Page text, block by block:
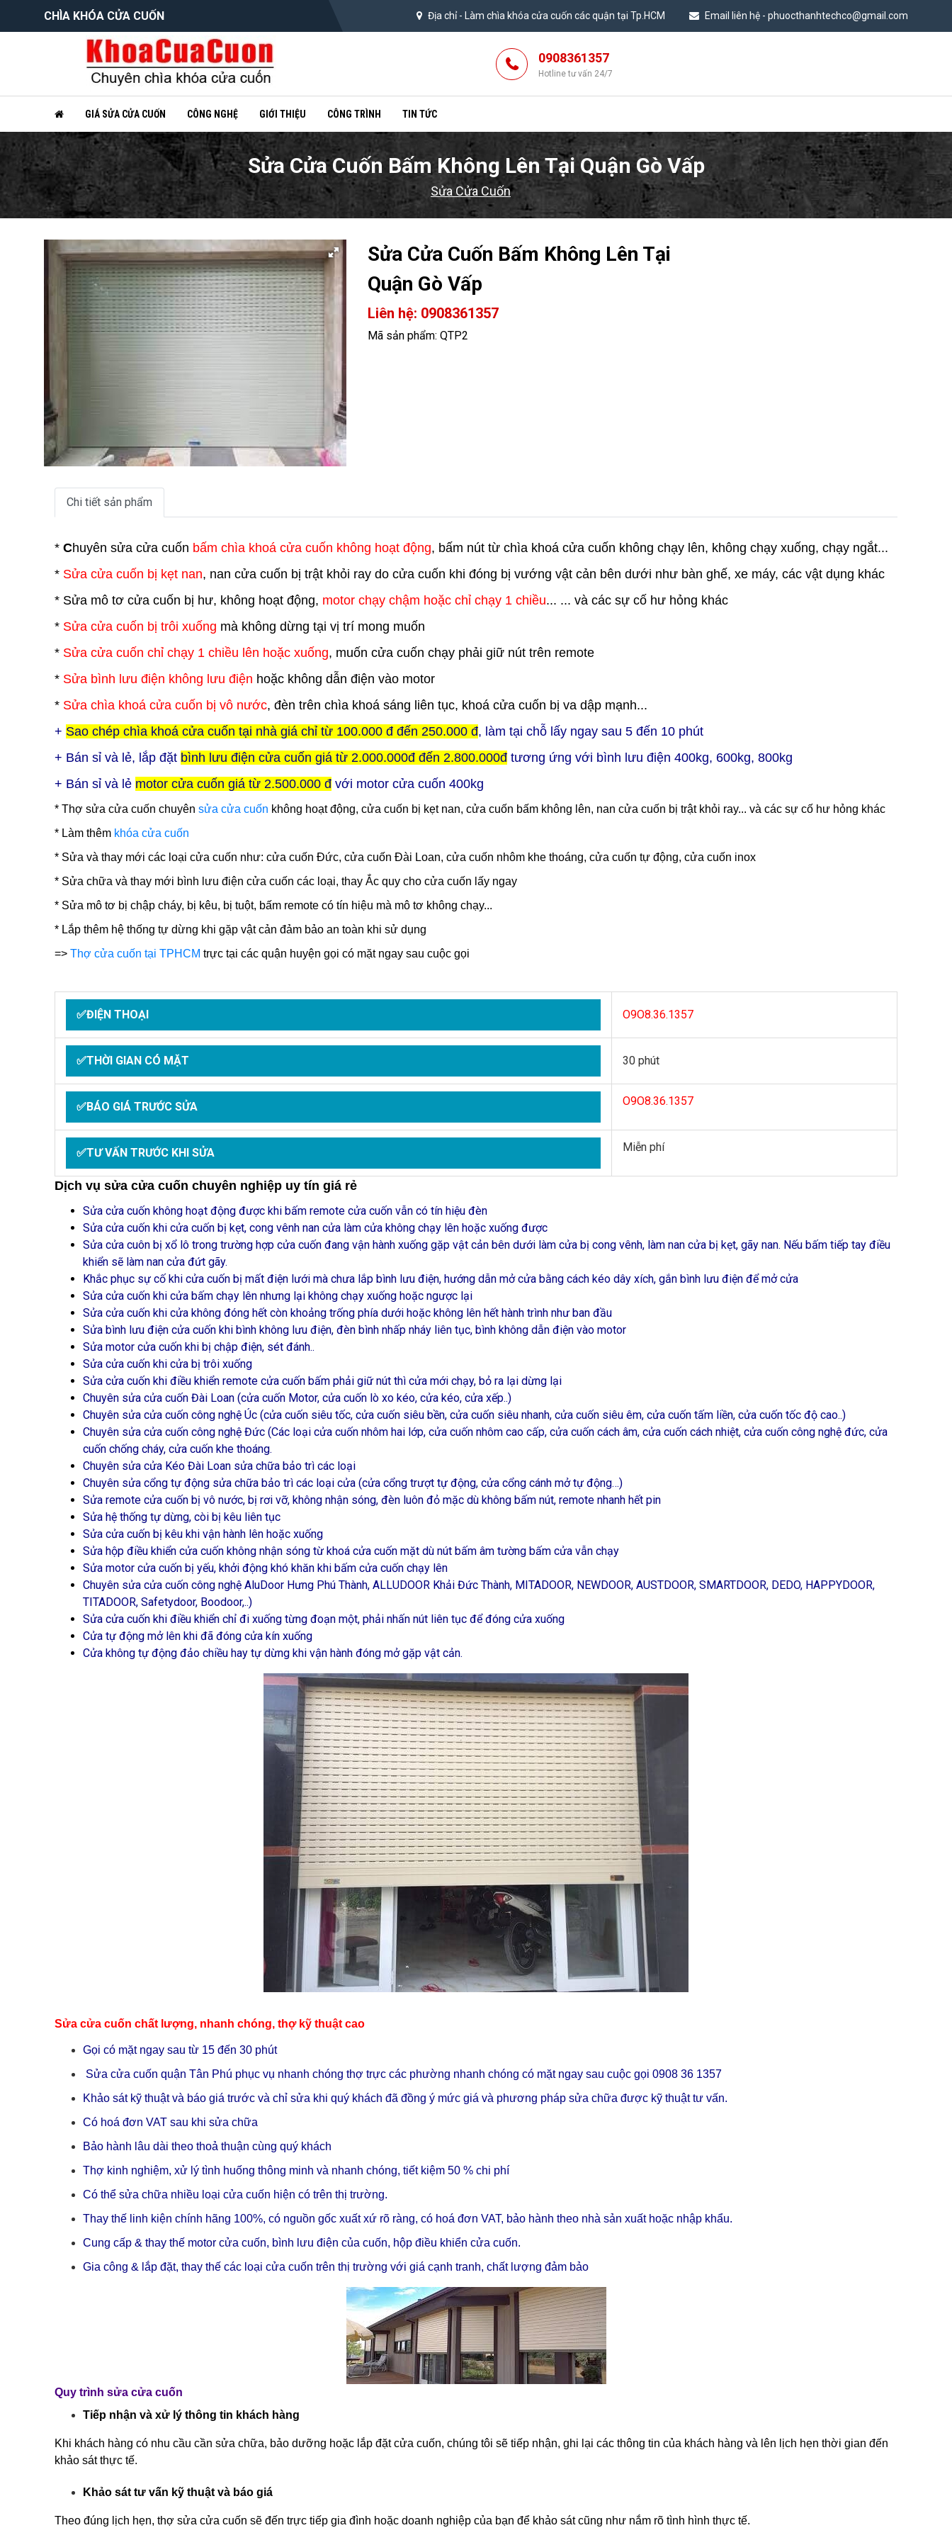
CHÌA KHÓA CỬA CUỐN Địa chỉ - Làm chìa khóa cửa cuốn các quận tại Tp.HCM Email liên hệ - phuocthanhtechco@gmail.com
0908361357
Hotline tư vấn 24/7
GIÁ SỬA CỬA CUỐN CÔNG NGHỆ GIỚI THIỆU CÔNG TRÌNH TIN TỨC
Sửa Cửa Cuốn Bấm Không Lên Tại Quận Gò Vấp
Sửa Cửa Cuốn
Sửa Cửa Cuốn Bấm Không Lên Tại
Quận Gò Vấp
Liên hệ: 0908361357
Mã sản phẩm: QTP2
Chi tiết sản phẩm
* Chuyên sửa cửa cuốn bấm chìa khoá cửa cuốn không hoạt động, bấm nút từ chìa khoá cửa cuốn không chạy lên, không chạy xuống, chạy ngắt...
* Sửa cửa cuốn bị kẹt nan, nan cửa cuốn bị trật khỏi ray do cửa cuốn khi đóng bị vướng vật cản bên dưới như bàn ghế, xe máy, các vật dụng khác
* Sửa mô tơ cửa cuốn bị hư, không hoạt động, motor chạy chậm hoặc chỉ chạy 1 chiều... ... và các sự cố hư hỏng khác
* Sửa cửa cuốn bị trôi xuống mà không dừng tại vị trí mong muốn
* Sửa cửa cuốn chỉ chạy 1 chiều lên hoặc xuống, muốn cửa cuốn chạy phải giữ nút trên remote
* Sửa bình lưu điện không lưu điện hoặc không dẫn điện vào motor
* Sửa chìa khoá cửa cuốn bị vô nước, đèn trên chìa khoá sáng liên tục, khoá cửa cuốn bị va dập mạnh...
+ Sao chép chìa khoá cửa cuốn tại nhà giá chỉ từ 100.000 đ đến 250.000 đ, làm tại chỗ lấy ngay sau 5 đến 10 phút
+ Bán sỉ và lẻ, lắp đặt bình lưu điện cửa cuốn giá từ 2.000.000đ đến 2.800.000đ tương ứng với bình lưu điện 400kg, 600kg, 800kg
+ Bán sỉ và lẻ motor cửa cuốn giá từ 2.500.000 đ với motor cửa cuốn 400kg
* Thợ sửa cửa cuốn chuyên sửa cửa cuốn không hoạt động, cửa cuốn bị kẹt nan, cửa cuốn bấm không lên, nan cửa cuốn bị trật khỏi ray... và các sự cố hư hỏng khác
* Làm thêm khóa cửa cuốn
* Sửa và thay mới các loại cửa cuốn như: cửa cuốn Đức, cửa cuốn Đài Loan, cửa cuốn nhôm khe thoáng, cửa cuốn tự động, cửa cuốn inox
* Sửa chữa và thay mới bình lưu điện cửa cuốn các loại, thay Ắc quy cho cửa cuốn lấy ngay
* Sửa mô tơ bị chập cháy, bị kêu, bị tuột, bấm remote có tín hiệu mà mô tơ không chạy...
* Lắp thêm hệ thống tự dừng khi gặp vật cản đảm bảo an toàn khi sử dụng
=> Thợ cửa cuốn tại TPHCM trực tại các quận huyện gọi có mặt ngay sau cuộc gọi
✅ĐIỆN THOẠI O9O8.36.1357
✅THỜI GIAN CÓ MẶT 30 phút
✅BÁO GIÁ TRƯỚC SỬA O9O8.36.1357
✅TƯ VẤN TRƯỚC KHI SỬA Miễn phí
Dịch vụ sửa cửa cuốn chuyên nghiệp uy tín giá rẻ
Sửa cửa cuốn không hoạt động được khi bấm remote cửa cuốn vẫn có tín hiệu đèn
Sửa cửa cuốn khi cửa cuốn bị kẹt, cong vênh nan cửa làm cửa không chạy lên hoặc xuống được
Sửa cửa cuôn bị xổ lô trong trường hợp cửa cuốn đang vận hành xuống gặp vật cản bên dưới làm cửa bị cong vênh, làm nan cửa bị kẹt, gãy nan. Nếu bấm tiếp tay điều
khiển sẽ làm nan cửa đứt gãy.
Khắc phục sự cố khi cửa cuốn bị mất điện lưới mà chưa lắp bình lưu điện, hướng dẫn mở cửa bằng cách kéo dây xích, gắn bình lưu điện để mở cửa
Sửa cửa cuốn khi cửa bấm chạy lên nhưng lại không chạy xuống hoặc ngược lại
Sửa cửa cuốn khi cửa không đóng hết còn khoảng trống phía dưới hoặc không lên hết hành trình như ban đầu
Sửa bình lưu điện cửa cuốn khi bình không lưu điện, đèn bình nhấp nháy liên tục, bình không dẫn điện vào motor
Sửa motor cửa cuốn khi bị chập điện, sét đánh..
Sửa cửa cuốn khi cửa bị trôi xuống
Sửa cửa cuốn khi điều khiển remote cửa cuốn bấm phải giữ nút thì cửa mới chạy, bỏ ra lại dừng lại
Chuyên sửa cửa cuốn Đài Loan (cửa cuốn Motor, cửa cuốn lò xo kéo, cửa kéo, cửa xếp..)
Chuyên sửa cửa cuốn công nghệ Úc (cửa cuốn siêu tốc, cửa cuốn siêu bền, cửa cuốn siêu nhanh, cửa cuốn siêu êm, cửa cuốn tấm liền, cửa cuốn tốc độ cao..)
Chuyên sửa cửa cuốn công nghệ Đức (Các loại cửa cuốn nhôm hai lớp, cửa cuốn nhôm cao cấp, cửa cuốn cách âm, cửa cuốn cách nhiệt, cửa cuốn công nghệ đức, cửa
cuốn chống cháy, cửa cuốn khe thoáng.
Chuyên sửa cửa Kéo Đài Loan sửa chữa bảo trì các loại
Chuyên sửa cổng tự động sửa chữa bảo trì các loại cửa (cửa cổng trượt tự động, cửa cổng cánh mở tự động…)
Sửa remote cửa cuốn bị vô nước, bị rơi vỡ, không nhận sóng, đèn luôn đỏ mặc dù không bấm nút, remote nhanh hết pin
Sửa hệ thống tự dừng, còi bị kêu liên tục
Sửa cửa cuốn bị kêu khi vận hành lên hoặc xuống
Sửa hộp điều khiển cửa cuốn không nhận sóng từ khoá cửa cuốn mặt dù nút bấm âm tường bấm cửa vẫn chạy
Sửa motor cửa cuốn bị yếu, khởi động khó khăn khi bấm cửa cuốn chạy lên
Chuyên sửa cửa cuốn công nghệ AluDoor Hưng Phú Thành, ALLUDOOR Khải Đức Thành, MITADOOR, NEWDOOR, AUSTDOOR, SMARTDOOR, DEDO, HAPPYDOOR,
TITADOOR, Safetydoor, Boodoor,..)
Sửa cửa cuốn khi điều khiển chỉ đi xuống từng đoạn một, phải nhấn nút liên tục để đóng cửa xuống
Cửa tự động mở lên khi đã đóng cửa kín xuống
Cửa không tự động đảo chiều hay tự dừng khi vận hành đóng mở gặp vật cản.
Sửa cửa cuốn chất lượng, nhanh chóng, thợ kỹ thuật cao
Gọi có mặt ngay sau từ 15 đến 30 phút
Sửa cửa cuốn quận Tân Phú phục vụ nhanh chóng thợ trực các phường nhanh chóng có mặt ngay sau cuộc gọi 0908 36 1357
Khảo sát kỹ thuật và báo giá trước và chỉ sửa khi quý khách đã đồng ý mức giá và phương pháp sửa chữa được kỹ thuật tư vấn.
Có hoá đơn VAT sau khi sửa chữa
Bảo hành lâu dài theo thoả thuận cùng quý khách
Thợ kinh nghiệm, xử lý tình huống thông minh và nhanh chóng, tiết kiệm 50 % chi phí
Có thể sửa chữa nhiều loại cửa cuốn hiện có trên thị trường.
Thay thế linh kiện chính hãng 100%, có nguồn gốc xuất xứ rõ ràng, có hoá đơn VAT, bảo hành theo nhà sản xuất hoặc nhập khẩu.
Cung cấp & thay thế motor cửa cuốn, bình lưu điện của cuốn, hộp điều khiển cửa cuốn.
Gia công & lắp đặt, thay thế các loại cửa cuốn trên thị trường với giá cạnh tranh, chất lượng đảm bảo
Quy trình sửa cửa cuốn
Tiếp nhận và xử lý thông tin khách hàng
Khi khách hàng có nhu cầu cần sửa chữa, bảo dưỡng hoặc lắp đặt cửa cuốn, chúng tôi sẽ tiếp nhận, ghi lại các thông tin của khách hàng và lên lịch hẹn thời gian đến
khảo sát thực tế.
Khảo sát tư vấn kỹ thuật và báo giá
Theo đúng lịch hẹn, thợ sửa cửa cuốn sẽ đến trực tiếp gia đình hoặc doanh nghiệp của bạn để khảo sát cũng như nắm rõ tình hình thực tế.